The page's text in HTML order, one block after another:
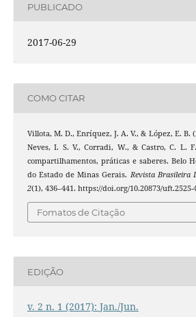
PUBLICADO
2017-06-29
COMO CITAR
Villota, M. D., Enríquez, J. A. V., & López, E. B.
Neves, I. S. V., Corradi, W., & Castro, C. L.
compartilhamentos, práticas e saberes. Belo
do Estado de Minas Gerais. Revista Brasileira
2(1), 436–441. https://doi.org/10.20873/uft.2525-
Fomatos de Citação
EDIÇÃO
v. 2 n. 1 (2017): Jan./Jun.